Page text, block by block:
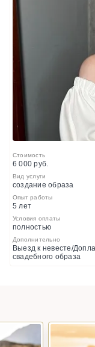
Стоимость
6 000 руб.
Вид услуги
создание образа
Опыт работы
5 лет
Условия оплаты
полностью
Дополнительно
Выезд к невесте/
свадебного образа